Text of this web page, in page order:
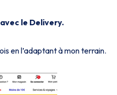
le Delivery.
en l’adaptant à mon terrain.